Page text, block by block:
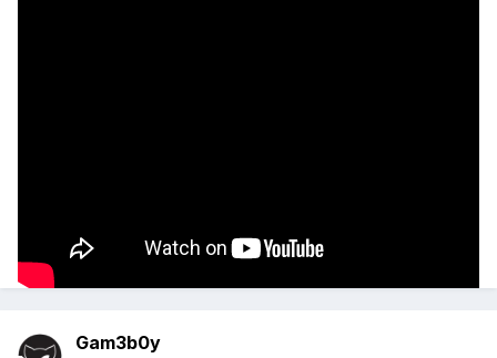
http://www.gametech.ru/news/33218/
Gam3b0y